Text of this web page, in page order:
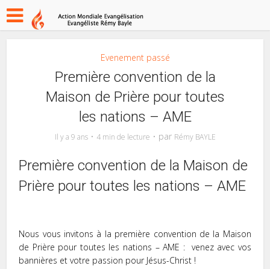
Evenement passé
Première convention de la
Maison de Prière pour toutes
les nations – AME
Il y a 9 ans 4 min de lecture par Rémy BAYLE
Première convention de la Maison de
Prière pour toutes les nations – AME
Nous vous invitons à la première convention de la Maison
de Prière pour toutes les nations – AME : venez avec vos
bannières et votre passion pour Jésus-Christ !